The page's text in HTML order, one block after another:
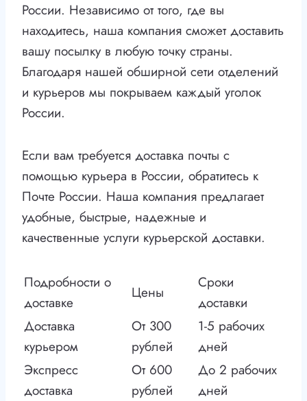
России. Независимо от того, где вы
находитесь, наша компания сможет доставить
вашу посылку в любую точку страны.
Благодаря нашей обширной сети отделений
и курьеров мы покрываем каждый уголок
России.
Если вам требуется доставка почты с
помощью курьера в России, обратитесь к
Почте России. Наша компания предлагает
удобные, быстрые, надежные и
качественные услуги курьерской доставки.
Подробности о
доставке
Цены
Сроки
доставки
Доставка
курьером
От 300
рублей
1-5 рабочих
дней
Экспресс
доставка
От 600
рублей
До 2 рабочих
дней